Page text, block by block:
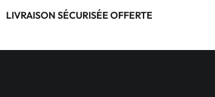
LIVRAISON SÉCURISÉE OFFERTE